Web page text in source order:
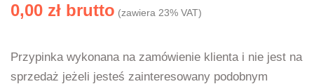
0,00 zł (zawiera 23% VAT)
Przypinka wykonana na zamówienie klienta i nie jest na
sprzedaż jeżeli jesteś zainteresowany podobnym